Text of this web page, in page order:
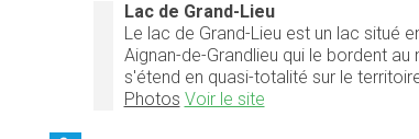
Lac de Grand-Lieu
Le lac de Grand-Lieu est un lac situé
Aignan-de-Grandlieu qui le bordent
s'étend en quasi-totalité sur le
Photos Voir le site